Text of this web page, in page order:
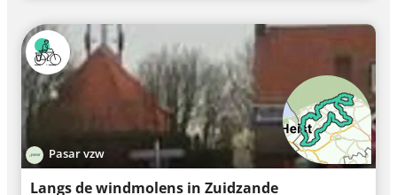
Pasar vzw
Langs de windmolens in Zuidzande